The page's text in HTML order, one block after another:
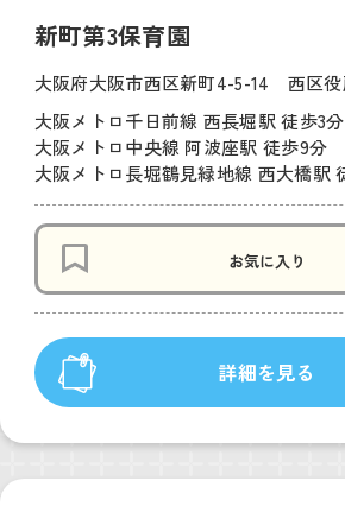
新町第3保育園
大阪府大阪市西区新町4-5-14 西区役
大阪メトロ千日前線 西長堀駅 徒歩3分
大阪メトロ中央線 阿波座駅 徒歩9分
大阪メトロ長堀鶴見緑地線 西大橋駅
お気に入り
詳細を見る